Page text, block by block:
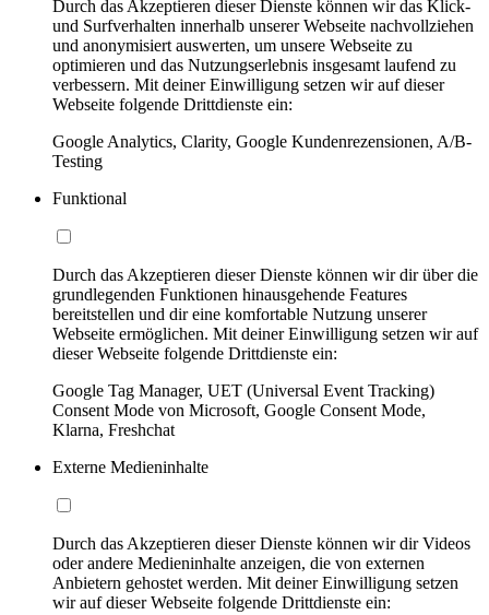
Durch das Akzeptieren dieser Dienste können wir das Klick-
und Surfverhalten innerhalb unserer Webseite nachvollziehen
und anonymisiert auswerten, um unsere Webseite zu
optimieren und das Nutzungserlebnis insgesamt laufend zu
verbessern. Mit deiner Einwilligung setzen wir auf dieser
Webseite folgende Drittdienste ein:
Google Analytics, Clarity, Google Kundenrezensionen, A/B-
Testing
Funktional
Durch das Akzeptieren dieser Dienste können wir dir über die
grundlegenden Funktionen hinausgehende Features
bereitstellen und dir eine komfortable Nutzung unserer
Webseite ermöglichen. Mit deiner Einwilligung setzen wir auf
dieser Webseite folgende Drittdienste ein:
Google Tag Manager, UET (Universal Event Tracking)
Consent Mode von Microsoft, Google Consent Mode,
Klarna, Freshchat
Externe Medieninhalte
Durch das Akzeptieren dieser Dienste können wir dir Videos
oder andere Medieninhalte anzeigen, die von externen
Anbietern gehostet werden. Mit deiner Einwilligung setzen
wir auf dieser Webseite folgende Drittdienste ein: